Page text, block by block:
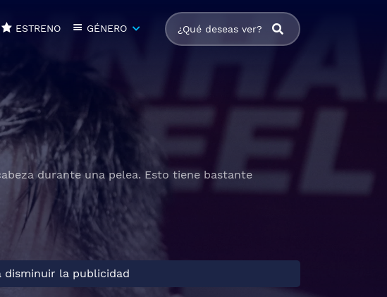
ESTRENO GÉNERO
durante una pelea. Esto tiene bastante
disminuir la publicidad